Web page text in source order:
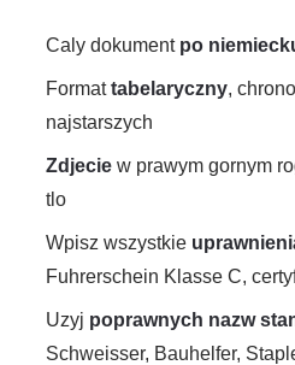
Caly dokumentpo
Formattabelaryczny,
najstarszych
Zdjeciew prawym gornym
tlo
Wpisz wszystkie
Fuhrerschein Klasse C,
Uzyj poprawnych nazw
Schweisser, Bauhelfer,